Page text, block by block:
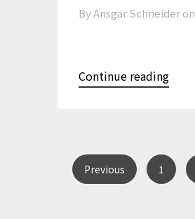
By Ansgar Schneider on
Continue reading
Previous 1